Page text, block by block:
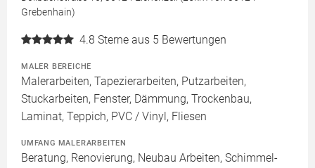
Grebenhain)
4.8 Sterne aus 5 Bewertungen
MALER BEREICHE
Malerarbeiten, Tapezierarbeiten, Putzarbeiten,
Stuckarbeiten, Fenster, Dämmung, Trockenbau,
Laminat, Teppich, PVC / Vinyl, Fliesen
UMFANG MALERARBEITEN
Beratung, Renovierung, Neubau Arbeiten, Schimmel-